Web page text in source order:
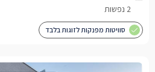
2 נפשות
סוויטות מפנקות לזוגות בלבד